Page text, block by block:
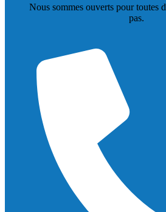
Nous sommes ouverts pour toutes
pas.